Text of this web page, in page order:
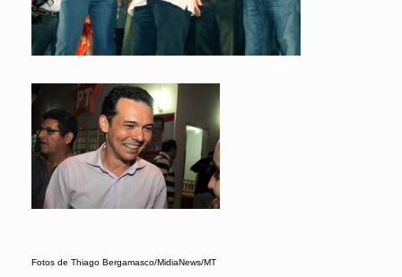
Fotos de Thiago Bergamasco/MidiaNews/MT